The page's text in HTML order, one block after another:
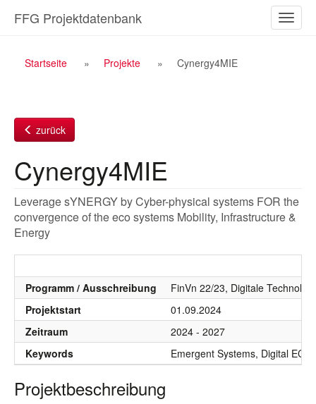
Inhalt
ein-/
FFG Projektdatenbank
Breadcrumb
Startseite Projekte Cynergy4MIE
zurück
Cynergy4MIE
Leverage sYNERGY by Cyber-physical systems FOR the
convergence of the eco systems Mobility, Infrastructure &
Energy
Programm / Ausschreibung
FinVn 22/23, Digitale
Projektstart
01.09.2024
Zeitraum
2024 - 2027
Keywords
Emergent Systems, Digital
Projektbeschreibung